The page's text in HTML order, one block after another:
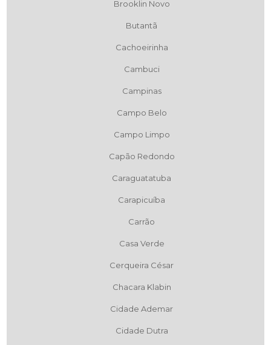
Brooklin Novo
Butantã
Cachoeirinha
Cambuci
Campinas
Campo Belo
Campo Limpo
Capão Redondo
Caraguatatuba
Carapicuíba
Carrão
Casa Verde
Cerqueira César
Chacara Klabin
Cidade Ademar
Cidade Dutra